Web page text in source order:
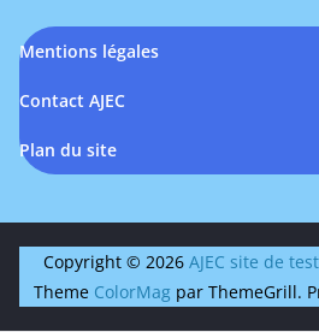
Plan du site
Copyright © 2026AJEC site de test